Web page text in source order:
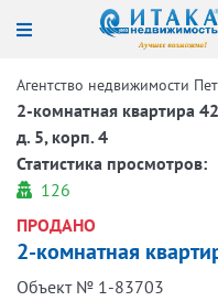
Агентство недвижимости
2-комнатная квартира
д. 5, корп. 4
Статистика просмотров:
126
ПРОДАНО
2-комнатная
Объект № 1-83703